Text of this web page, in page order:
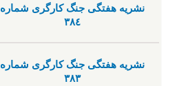
نشریە هفتگی جنگ کارگری شمارە
٣٨٤
نشریە هفتگی جنگ کارگری شمارە
٣٨٣